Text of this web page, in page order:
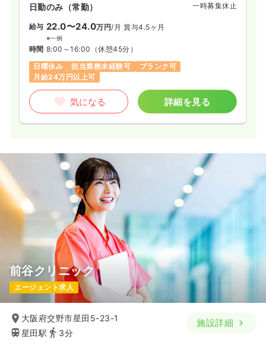
日勤のみ（常勤） 一時募集休止
給与 22.0〜24.0万円/月 賞与4.5ヶ月
※一例
時間 8:00～16:00 （休憩45分）
日曜休み
担当業務未経験可
ブランク可
月給24万円以上可
気になる 詳細を見る
前谷クリニック
エージェント求人
大阪府交野市星田5-23-1
星田駅
3分
施設詳細